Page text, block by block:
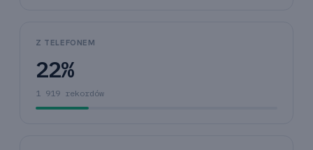
Z TELEFONEM
22%
1 919 rekordów